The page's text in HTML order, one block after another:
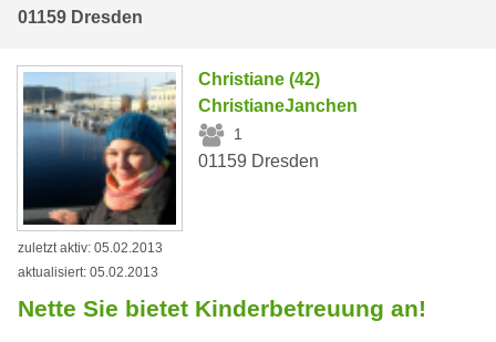
01159 Dresden
Christiane (42)
ChristianeJanchen
1
01159 Dresden
zuletzt aktiv: 05.02.2013
aktualisiert: 05.02.2013
Nette Sie bietet Kinderbetreuung an!